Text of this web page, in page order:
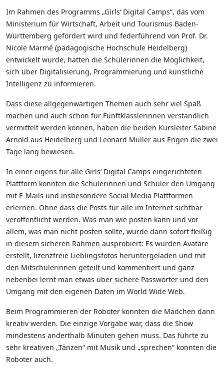
Im Rahmen des Programms „Girls‘ Digital Camps“, das vom
Ministerium für Wirtschaft, Arbeit und Tourismus Baden-
Württemberg gefördert wird und federführend von Prof. Dr.
Nicole Marmé (pädagogische Hochschule Heidelberg)
entwickelt wurde, hatten die Schülerinnen die Möglichkeit,
sich über Digitalisierung, Programmierung und künstliche
Intelligenz zu informieren.
Dass diese allgegenwärtigen Themen auch sehr viel Spaß
machen und auch schon für Fünftklässlerinnen verständlich
vermittelt werden können, haben die beiden Kursleiter Sabine
Arnold aus Heidelberg und Leonard Müller aus Engen die zwei
Tage lang bewiesen.
In einer eigens für alle Girls‘ Digital Camps eingerichteten
Plattform konnten die Schülerinnen und Schüler den Umgang
mit E-Mails und insbesondere Social Media Plattformen
erlernen. Ohne dass die Posts für alle im Internet sichtbar
veröffentlicht werden. Was man wie posten kann und vor
allem, was man nicht posten sollte, wurde dann sofort fleißig
in diesem sicheren Rahmen ausprobiert: Es wurden Avatare
erstellt, lizenzfreie Lieblingsfotos heruntergeladen und mit
den Mitschülerinnen geteilt und kommentiert und ganz
nebenbei lernt man etwas über sichere Passwörter und den
Umgang mit den eigenen Daten im World Wide Web.
Beim Programmieren der Roboter konnten die Mädchen dann
kreativ werden. Die einzige Vorgabe war, dass die Show
mindestens anderthalb Minuten gehen muss. Das führte zu
sehr kreativen „Tänzen“ mit Musik und „sprechen“ konnten die
Roboter auch.